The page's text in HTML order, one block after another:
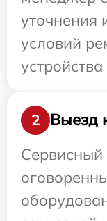
уточнения
условий
2
Выезд
Сервисный